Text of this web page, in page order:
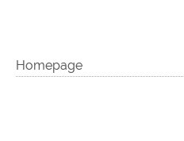
Homepage